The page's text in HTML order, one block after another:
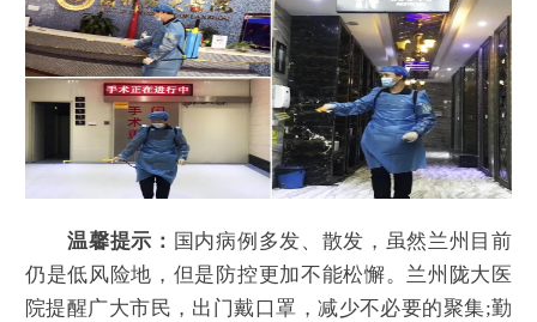
温馨提示： 国内病例多发、散发，虽然兰州目前
仍是低风险地，但是防控更加不能松懈。兰州陇大医
院提醒广大市民，出门戴口罩，减少不必要的聚集;勤